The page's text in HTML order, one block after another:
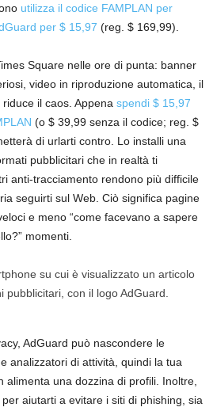
utilizza il codice FAMPLAN per
per $ 15,97 (reg. $ 169,99).
Square nelle ore di punta: banner
video in riproduzione automatica, il
il caos. Appena spendi $ 15,97
(o $ 39,99 senza il codice; reg. $
di urlarti contro. Lo installi una
pubblicitari che in realtà ti
anti-tracciamento rendono più difficile
seguirti sul Web. Ciò significa pagine
e meno “come facevano a sapere
momenti.
AdGuard può nascondere le
analizzatori di attività, quindi la tua
alimenta una dozzina di profili. Inoltre,
aiutarti a evitare i siti di phishing, sia